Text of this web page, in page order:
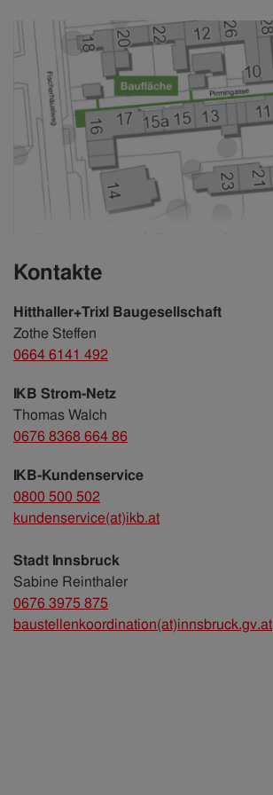
Kontakte
Hitthaller+Trixl Baugesellschaft
Zothe Steffen
0664 6141 492
IKB Strom-Netz
Thomas Walch
0676 8368 664 86
IKB-Kundenservice
0800 500 502
kundenservice(at)ikb.at
Stadt Innsbruck
Sabine Reinthaler
0676 3975 875
baustellenkoordination(at)innsbruck.gv.at